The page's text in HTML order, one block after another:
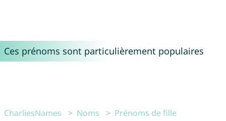
Ces prénoms sont particulièrement populaires
CharliesNames Noms
Prénoms de fille